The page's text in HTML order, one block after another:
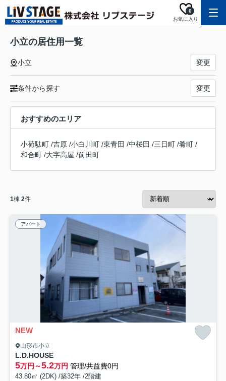
お気に入り
0
小立の居住用一覧
小立 変更
条件から探す 変更
おすすめのエリア
小荷駄町 /吉原 /小白川町 /東青田 /中桜田 /三日町 /肴町 /
和合町 /大字高屋 /前田町
1棟 2件
アパート
NEW
山形市小立
L.D.HOUSE
5万円～5.2万円 管理/共益費0円
43.80㎡ (2DK) /築32年 /2階建